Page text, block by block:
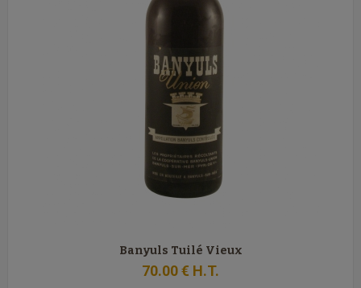
Banyuls Tuilé Vieux
70.00€ H.T.